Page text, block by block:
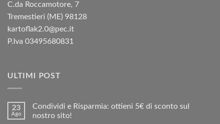
C.da Roccamotore, 7
Tremestieri (ME) 98128
kartoflak2.0@pec.it
P.Iva 03495680831
ULTIMI POST
23
Ago
Condividi e Risparmia: ottieni 5€ di sconto sul
nostro sito!